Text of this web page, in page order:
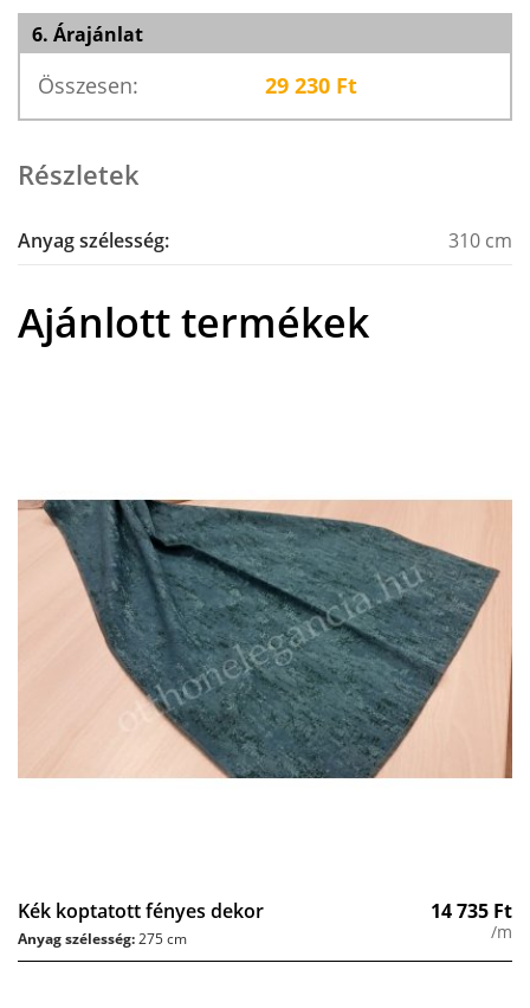
6. Árajánlat
Összesen: 29 230 Ft
Részletek
Anyag szélesség: 310 cm
Ajánlott termékek
Kék koptatott fényes dekor 14 735 Ft
/m
Anyag szélesség:275 cm